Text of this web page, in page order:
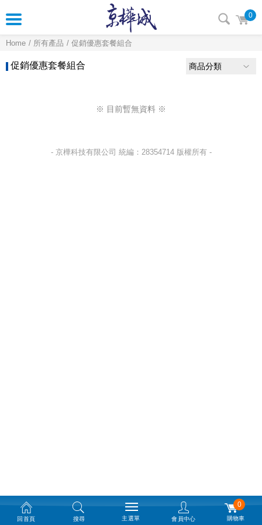
0
Home 所有產品 促銷優惠套餐組合
促銷優惠套餐組合 商品分類
※ 目前暫無資料 ※
- 京樺科技有限公司 統編：28354714 版權所有 -
回首頁 搜尋 主選單 會員中心
0
購物車